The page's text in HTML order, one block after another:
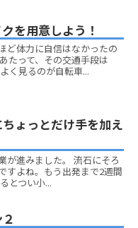
を用意しよう！
ど体力に自信はなかったの
たって、その交通手段は
く見るのが自転車...
ょっとだけ手を加え
が進みました。 流石にそろ
すよね。もう出発まで2週間
とつい小...